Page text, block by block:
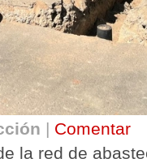
| Comentar
la red de